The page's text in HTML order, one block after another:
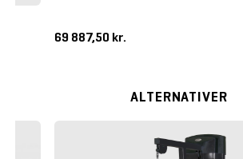
69 887,50 kr.
ALTERNATIVER